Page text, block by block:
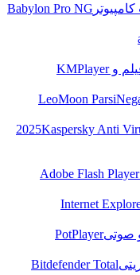
Babylon Pro NG
وKMPlayer
LeoMoon
Kaspersky Anti
Adobe Flash Player
Internet
صوتیPotPlayer
Bitdefender Total